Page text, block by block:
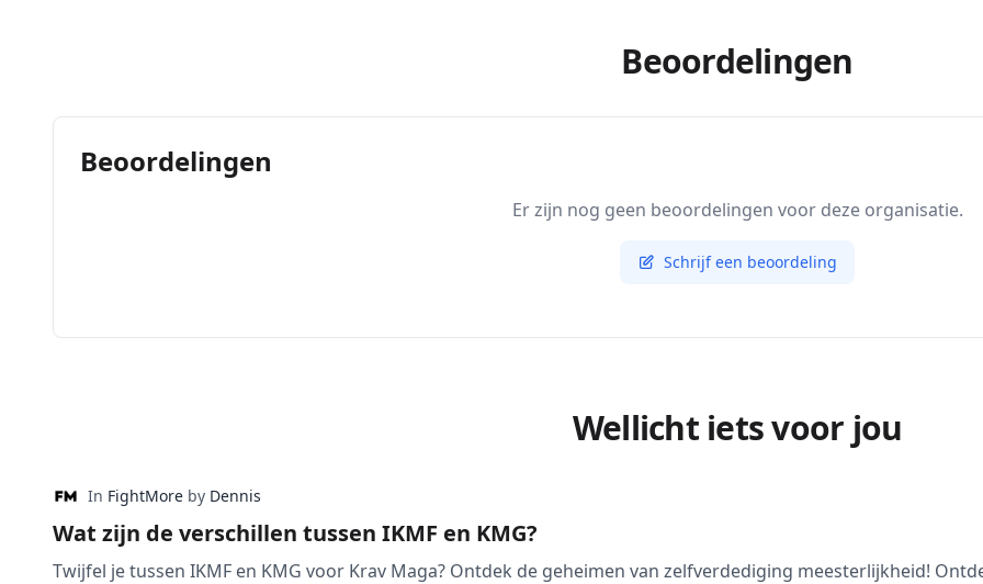
Beoordelingen
Beoordelingen
Er zijn nog geen beoordelingen voor deze organisatie.
Schrijf een beoordeling
Wellicht iets voor jou
In FightMore by Dennis
Wat zijn de verschillen tussen IKMF en KMG?
Twijfel je tussen IKMF en KMG voor Krav Maga? Ontdek de geheimen van zelfverdediging meesterlijkheid!